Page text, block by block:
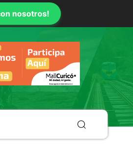
nosotros!